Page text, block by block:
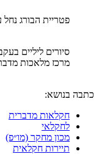
פטריית הבורג נחל עשוש –
סיורים ליליים בעקבות
מרכז מלאכות מדבר
חקלאות מדברית
לחקלאי
מכון מחקר (מו״פ)
תיירות חקלאית